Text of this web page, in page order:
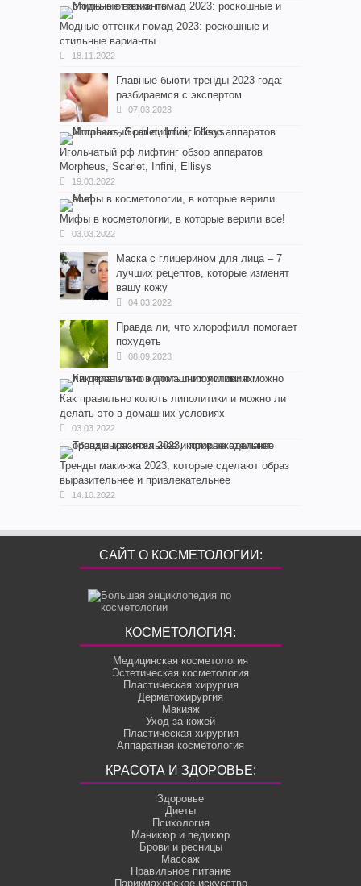
Модные оттенки помад 2023: роскошные и
стильные варианты
18.11.2022
Главные бьюти-тренды 2023 года:
разбираемся с экспертом
07.03.2023
Игольчатый рф лифтинг обзор аппаратов
Morpheus, Scarlet, Infini, Ellisys
19.03.2022
Мифы в косметологии, в которые верили все!
03.03.2022
Маска с глицерином для лица – 7
лучших рецептов, которые изменят
вашу кожу
04.03.2022
Правда ли, что хлорофилл помогает
похудеть
08.09.2023
Как правильно колоть липолитики и можно ли
делать это в домашних условиях
03.03.2022
Тренды макияжа 2023, которые сделают образ
выразительнее и привлекательнее
14.10.2022
САЙТ О КОСМЕТОЛОГИИ:
КОСМЕТОЛОГИЯ:
Медицинская косметология
Эстетическая косметология
Пластическая хирургия
Дерматохирургия
Макияж
Уход за кожей
Пластическая хирургия
Аппаратная косметология
КРАСОТА И ЗДОРОВЬЕ:
Здоровье
Диеты
Психология
Маникюр и педикюр
Брови и ресницы
Массаж
Правильное питание
Парикмахерское искусство